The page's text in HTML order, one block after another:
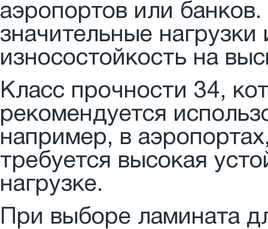
аэропортов или
значительные нагрузки
износостойкость на
Класс прочности 34,
рекомендуется
например, в
требуется высокая
нагрузке.
При выборе ламината